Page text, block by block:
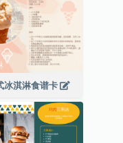
冰淇淋食谱卡